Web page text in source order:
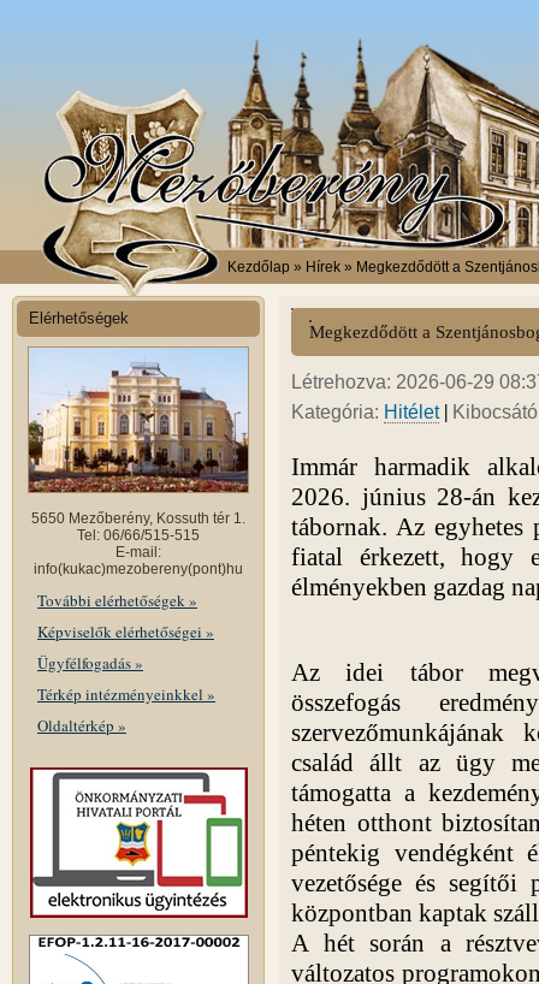
Kezdőlap » Hírek » Megkezdődött a
Elérhetőségek
5650 Mezőberény, Kossuth tér 1.
Tel: 06/66/515-515
E-mail:
info(kukac)mezobereny(pont)hu
További elérhetőségek »
Képviselők elérhetőségei »
Ügyfélfogadás »
Térkép intézményeinkkel »
Oldaltérkép »
Megkezdődött a
Létrehozva: 2026-06-29
Kategória: Hitélet|
Immár harmadik
2026. június 28-án
tábornak. Az egyhetes
fiatal érkezett, hogy
élményekben gazdag
Az idei tábor
összefogás
szervezőmunkájának
család állt az ügy
támogatta a
héten otthont
péntekig vendégként
vezetősége és
központban kaptak
A hét során a
változatos